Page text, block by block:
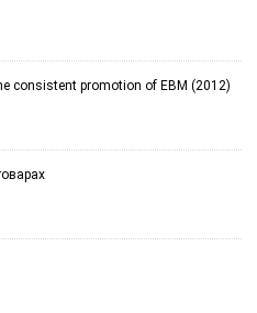
consistent promotion of EBM (2012)